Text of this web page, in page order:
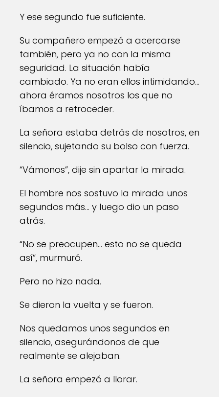
Y ese segundo fue suficiente.
Su compañero empezó a acercarse
también, pero ya no con la misma
seguridad. La situación había
cambiado. Ya no eran ellos intimidando…
ahora éramos nosotros los que no
íbamos a retroceder.
La señora estaba detrás de nosotros, en
silencio, sujetando su bolso con fuerza.
“Vámonos”, dije sin apartar la mirada.
El hombre nos sostuvo la mirada unos
segundos más… y luego dio un paso
atrás.
“No se preocupen… esto no se queda
así”, murmuró.
Pero no hizo nada.
Se dieron la vuelta y se fueron.
Nos quedamos unos segundos en
silencio, asegurándonos de que
realmente se alejaban.
La señora empezó a llorar.